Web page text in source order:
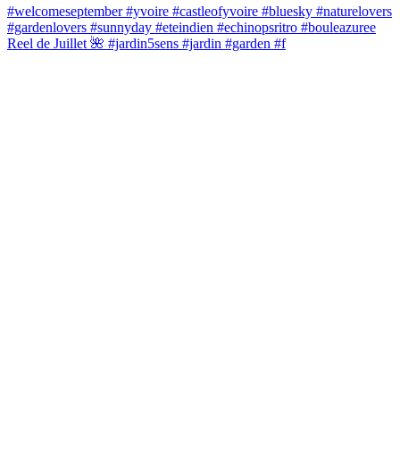
Reel de Juillet 🌺 #jardin5sens #jardin #garden #f